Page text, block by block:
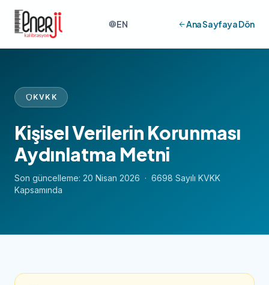
languageEN arrow_backAna Sayfaya Dön
shield KVKK
Kişisel Verilerin Korunması
Aydınlatma Metni
Son güncelleme: 20 Nisan 2026 · 6698 Sayılı KVKK
Kapsamında